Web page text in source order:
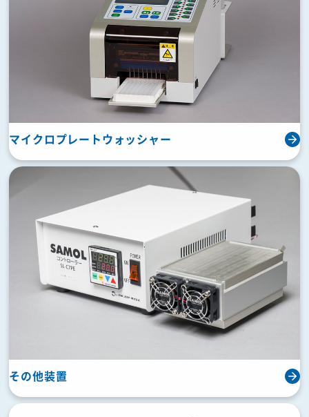
マイクロプレートウォッシャー
その他装置